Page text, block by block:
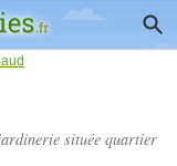
située quartier